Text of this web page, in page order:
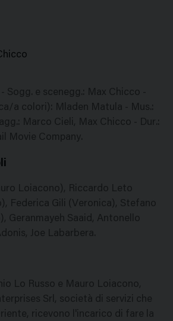
Sogg. e scenegg.: Max Chicco -
a colori): Mladen Matula - Mus.:
Marco Cieli, Max Chicco - Dur.:
Movie Company.
Loiacono), Riccardo Leto
Federica Gili (Veronica), Stefano
Geranmayeh Saaid, Antonello
Joe Labarbera.
Lo Russo e Mauro Loiacono,
Srl, società di servizi che
ricevono l'incarico di fare la